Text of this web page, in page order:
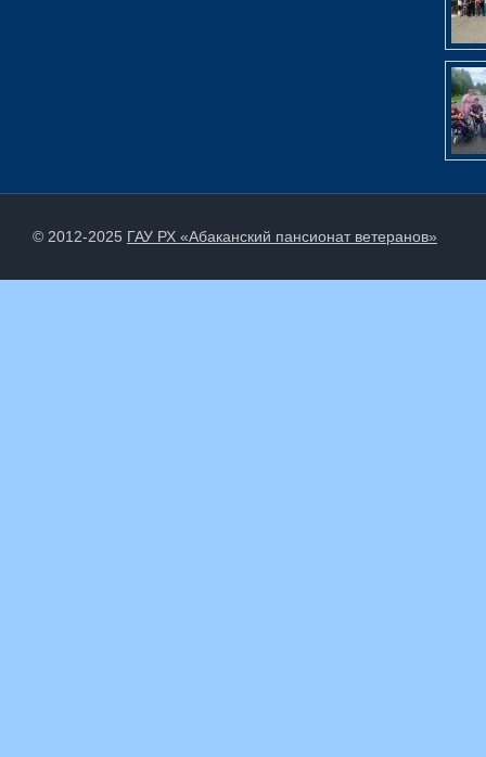
© 2012-2025 ГАУ РХ «Абаканский пансионат ветеранов»